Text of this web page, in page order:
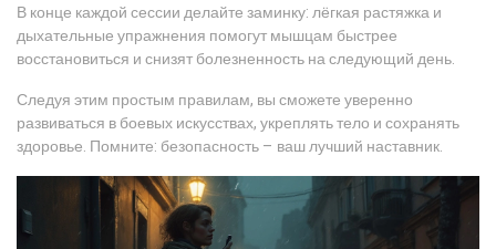
В конце каждой сессии делайте заминку: лёгкая растяжка и
дыхательные упражнения помогут мышцам быстрее
восстановиться и снизят болезненность на следующий день.
Следуя этим простым правилам, вы сможете уверенно
развиваться в боевых искусствах, укреплять тело и сохранять
здоровье. Помните: безопасность – ваш лучший наставник.